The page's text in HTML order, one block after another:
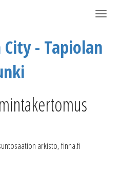
- Tapiolan
arkisto, finna.fi